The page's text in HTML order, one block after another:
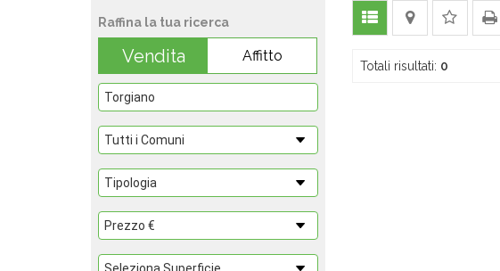
Raffina la tua ricerca
Vendita Affitto
Totali risultati: 0